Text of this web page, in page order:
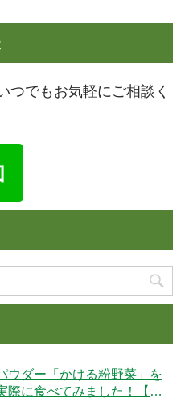
つでもお気軽にご相談く
ウダー「かける粉野菜」を
際に食べてみました！【ベ